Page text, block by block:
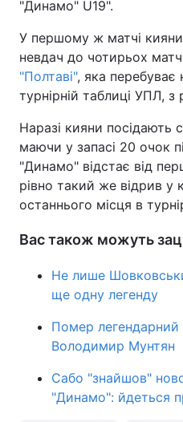
"Динамо" U19".
У першому ж матчі
невдач до чотирьох
"Полтаві", яка перебуває
турнірній таблиці УПЛ, з
Наразі кияни
маючи у запасі 20 очок
"Динамо" відстає від
рівно такий же відрив у
останнього місця в
Вас також можуть
Не лише
ще одну легенду
Помер
Володимир Мунтян
Сабо "знайшов"
"Динамо": йдеться